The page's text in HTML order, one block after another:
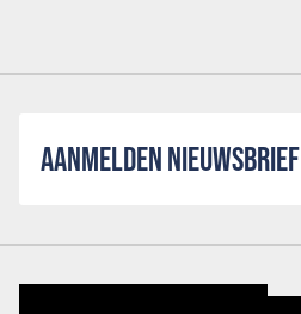
AANMELDEN NIEUWSBRIEF